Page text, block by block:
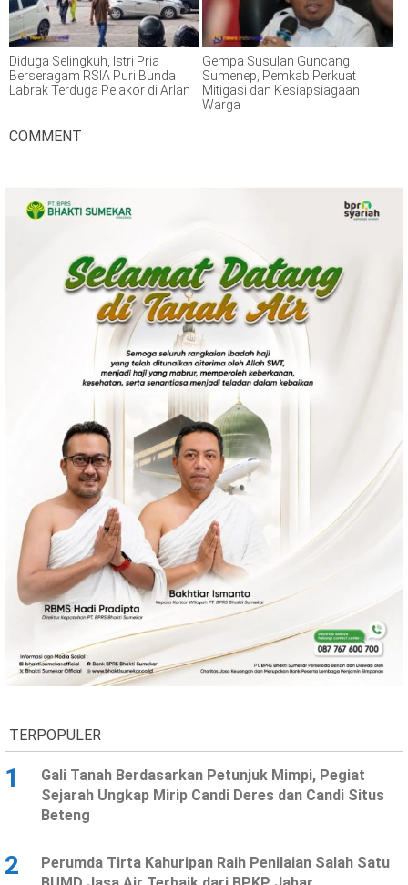
Diduga Selingkuh, Istri Pria
Berseragam RSIA Puri Bunda
Labrak Terduga Pelakor di Arlan
Gempa Susulan Guncang
Sumenep, Pemkab Perkuat
Mitigasi dan Kesiapsiagaan
Warga
COMMENT
TERPOPULER
1
Gali Tanah Berdasarkan Petunjuk Mimpi, Pegiat
Sejarah Ungkap Mirip Candi Deres dan Candi Situs
Beteng
2
Perumda Tirta Kahuripan Raih Penilaian Salah Satu